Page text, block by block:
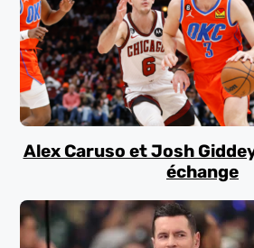
Alex Caruso et Josh
échange